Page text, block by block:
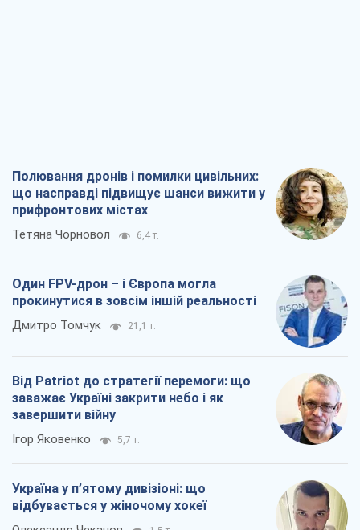
Полювання дронів і помилки цивільних:
що насправді підвищує шанси вижити у
прифронтових містах
Тетяна Чорновол 6,4 т.
Один FPV-дрон – і Європа могла
прокинутися в зовсім іншій реальності
Дмитро Томчук 21,1 т.
Від Patriot до стратегії перемоги: що
заважає Україні закрити небо і як
завершити війну
Ігор Яковенко 5,7 т.
Україна у п’ятому дивізіоні: що
відбувається у жіночому хокеї